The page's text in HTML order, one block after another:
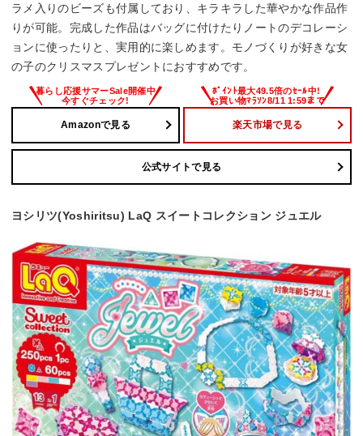
ラメ入りのビーズも付属しており、キラキラした華やかな作品作
りが可能。完成した作品はバッグに付けたりノートのデコレーシ
ョンに使ったりと、実用的に楽しめます。モノづくりが好きな女
の子のクリスマスプレゼントにおすすめです。
Amazonで見る 楽天市場で見る
公式サイトで見る
ヨシリツ(Yoshiritsu) LaQ スイートコレクション ジュエル